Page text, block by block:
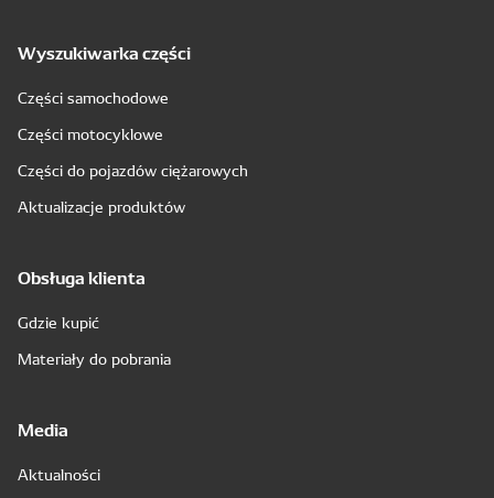
Wyszukiwarka części
Części samochodowe
Części motocyklowe
Części do pojazdów ciężarowych
Aktualizacje produktów
Obsługa klienta
Gdzie kupić
Materiały do pobrania
Media
Aktualności